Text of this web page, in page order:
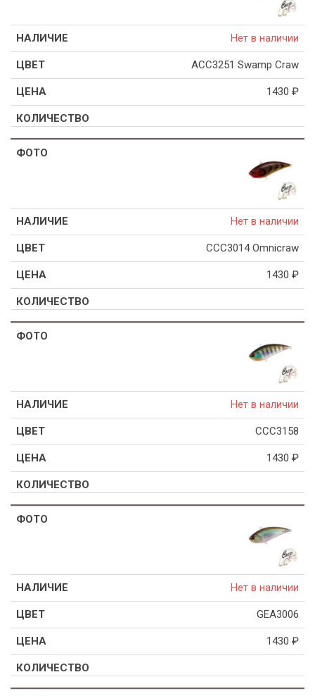
Нет в наличии
ACC3251 Swamp Craw
1430 ₽
Нет в наличии
CCC3014 Omnicraw
1430 ₽
Нет в наличии
CCC3158
1430 ₽
Нет в наличии
GEA3006
1430 ₽